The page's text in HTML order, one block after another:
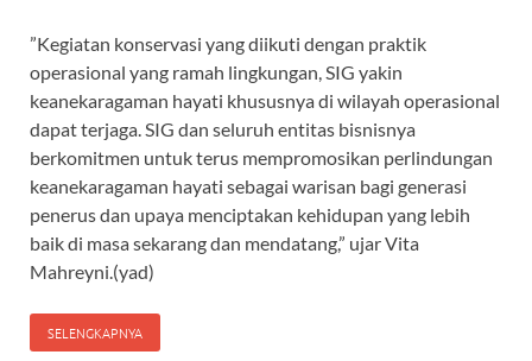
”Kegiatan konservasi yang diikuti dengan praktik
operasional yang ramah lingkungan, SIG yakin
keanekaragaman hayati khususnya di wilayah operasional
dapat terjaga. SIG dan seluruh entitas bisnisnya
berkomitmen untuk terus mempromosikan perlindungan
keanekaragaman hayati sebagai warisan bagi generasi
penerus dan upaya menciptakan kehidupan yang lebih
baik di masa sekarang dan mendatang,” ujar Vita
Mahreyni.(yad)
SELENGKAPNYA